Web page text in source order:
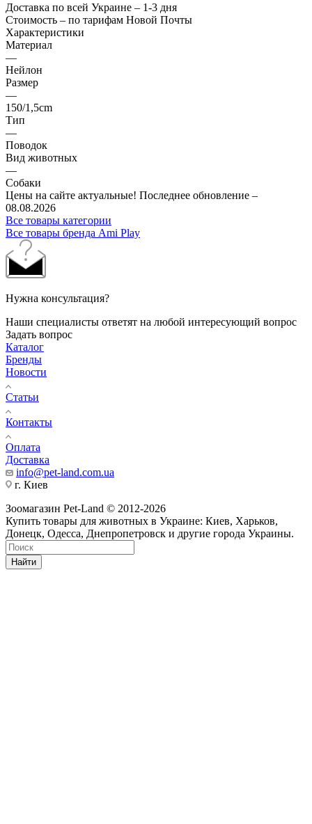
Доставка по всей Украине – 1-3 дня
Стоимость – по тарифам Новой Почты
Характеристики
Материал
—
Нейлон
Размер
—
150/1,5cm
Тип
—
Поводок
Вид животных
—
Собаки
Цены на сайте актуальные! Последнее обновление –
08.08.2026
Все товары категории
Все товары бренда Ami Play
Нужна консультация?
Наши специалисты ответят на любой интересующий вопрос
Задать вопрос
Каталог
Бренды
Новости
Статьи
Контакты
Оплата
Доставка
info@pet-land.com.ua
г. Киев
Зоомагазин Pet-Land © 2012-2026
Купить товары для животных в Украине: Киев, Харьков,
Донецк, Одесса, Днепропетровск и другие города Украины.
Найти